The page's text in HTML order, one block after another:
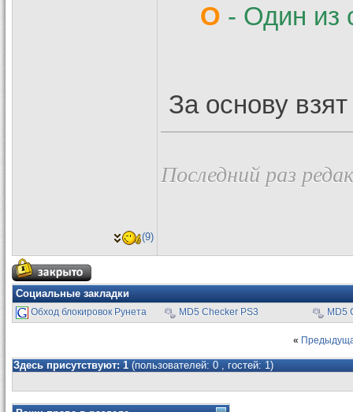
О - Один из
За основу
Последний раз
(9)
Социальные закладки
Обход блокировок Рунета MD5 Checker PS3 MD5
«
Здесь присутствуют: 1 (пользователей: 0 , гостей: 1)